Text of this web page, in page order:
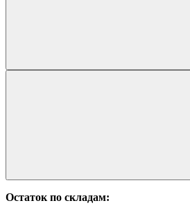
Остаток по складам: